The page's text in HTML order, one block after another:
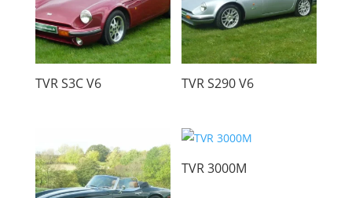
TVR S3C V6 TVR S290 V6
TVR 3000M